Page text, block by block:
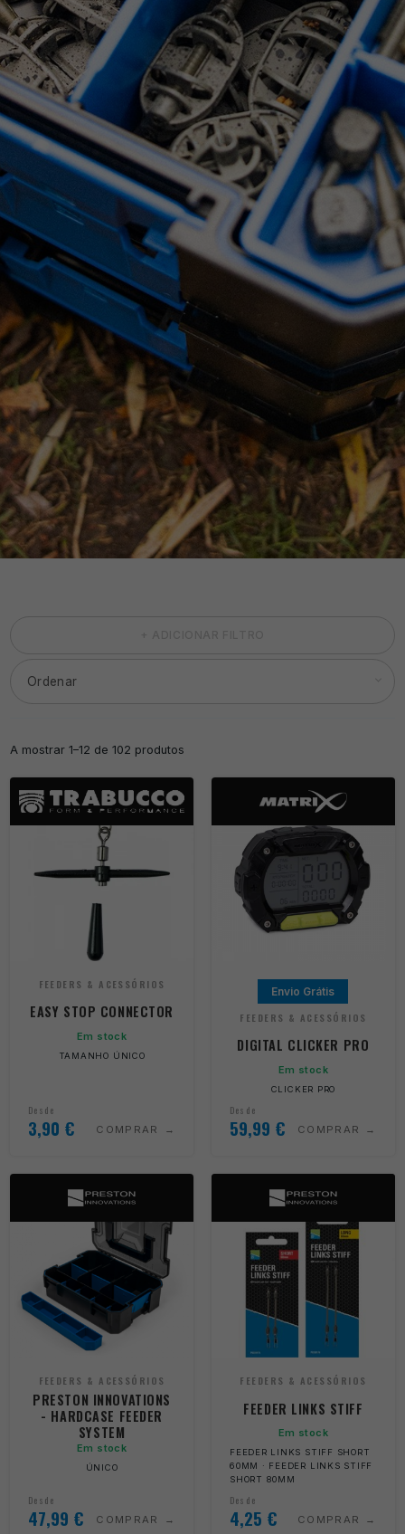
A mostrar 1–12 de 102 produtos
FEEDERS & ACESSÓRIOS
EASY STOP CONNECTOR
Em stock
TAMANHO ÚNICO
Desde
3,90 € COMPRAR
Envio Grátis
FEEDERS & ACESSÓRIOS
DIGITAL CLICKER PRO
Em stock
CLICKER PRO
Desde
59,99 € COMPRAR
FEEDERS & ACESSÓRIOS
PRESTON INNOVATIONS
- HARDCASE FEEDER
SYSTEM
Em stock
ÚNICO
Desde
47,99 € COMPRAR
FEEDERS & ACESSÓRIOS
FEEDER LINKS STIFF
Em stock
FEEDER LINKS STIFF SHORT
60MM · FEEDER LINKS STIFF
SHORT 80MM
Desde
4,25 € COMPRAR